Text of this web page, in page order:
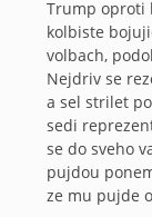
Trump oproti
kolbiste
volbach,
Nejdriv se
a sel strilet
sedi
se do sveho
pujdou
ze mu pujde